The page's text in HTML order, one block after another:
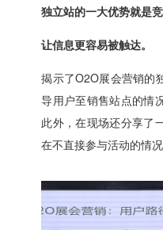
独立站的一大优势就是
让信息更容易被触达。
揭示了O2O展会营销的
导用户至销售站点的情
此外，在现场还分享了
在不直接参与活动的情